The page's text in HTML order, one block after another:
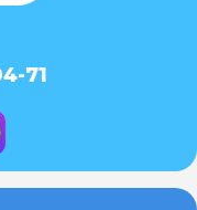
71